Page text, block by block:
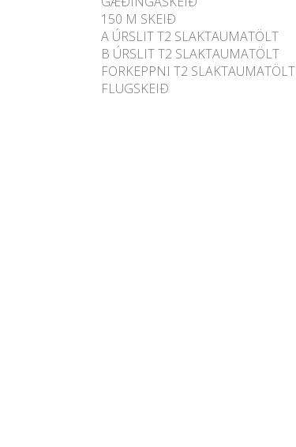
150 M SKEIÐ
A ÚRSLIT T2 SLAKTAUMATÖLT
B ÚRSLIT T2 SLAKTAUMATÖLT
FORKEPPNI T2 SLAKTAUMATÖLT
FLUGSKEIÐ